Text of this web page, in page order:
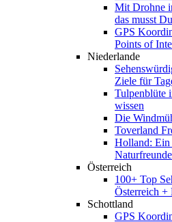
Mit Drohne
das musst
GPS
Points of
Niederlande
Ziele für
Tulpenblüte
wissen
Die
Toverland
Holland: Ein
Naturfreunde
Österreich
100+ Top
Österreich +
Schottland
GPS